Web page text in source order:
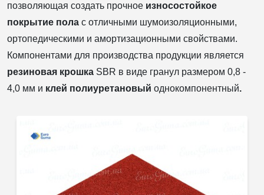
позволяющая создать прочное износостойкое
покрытие пола с отличными шумоизоляционными,
ортопедическими и амортизационными свойствами.
Компонентами для производства продукции является
резиновая крошка SBR в виде гранул размером 0,8 -
4,0 мм и клей полиуретановый однокомпонентный.